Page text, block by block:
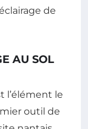
de
AU SOL
l’élément le
outil de